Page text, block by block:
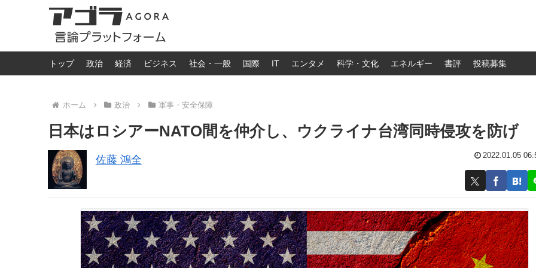
トップ 政治 経済 ビジネス 社会・一般 国際 IT エンタメ 科学・文化 エネルギー 書評 投稿募集
ホーム 政治 軍事・安全保障
日本はロシアーNATO間を仲介し、ウクライナ台湾同時侵攻を防げ
佐藤 鴻全 2022.01.05